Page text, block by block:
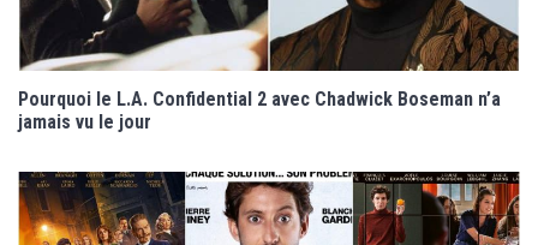
Pourquoi le L.A. Confidential 2 avec Chadwick Boseman n’a
jamais vu le jour